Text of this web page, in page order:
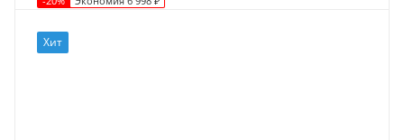
Хит